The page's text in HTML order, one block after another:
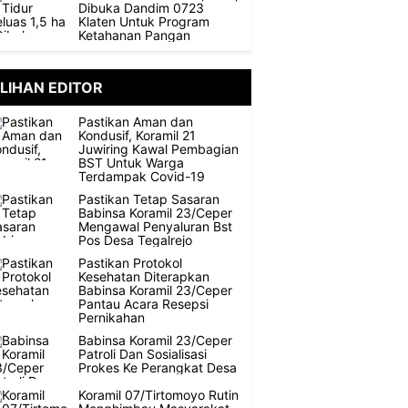
Dibuka Dandim 0723
Klaten Untuk Program
Ketahanan Pangan
EDITOR
Pastikan Aman dan
Kondusif, Koramil 21
Juwiring Kawal Pembagian
BST Untuk Warga
Terdampak Covid-19
Pastikan Tetap Sasaran
Babinsa Koramil 23/Ceper
Mengawal Penyaluran Bst
Pos Desa Tegalrejo
Pastikan Protokol
Kesehatan Diterapkan
Babinsa Koramil 23/Ceper
Pantau Acara Resepsi
Pernikahan
Babinsa Koramil 23/Ceper
Patroli Dan Sosialisasi
Prokes Ke Perangkat Desa
Koramil 07/Tirtomoyo Rutin